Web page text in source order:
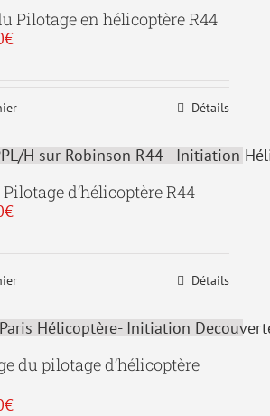
Pilotage en hélicoptère R44
€Le
399,00€.
Détails
d’hélicoptère R44
€Le
599,00€.
Détails
du pilotage d’hélicoptère
€Le